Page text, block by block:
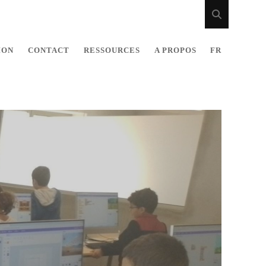
CONTACT RESSOURCES A PROPOS FR